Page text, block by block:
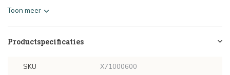
Toon meer
Productspecificaties
SKU X71000600